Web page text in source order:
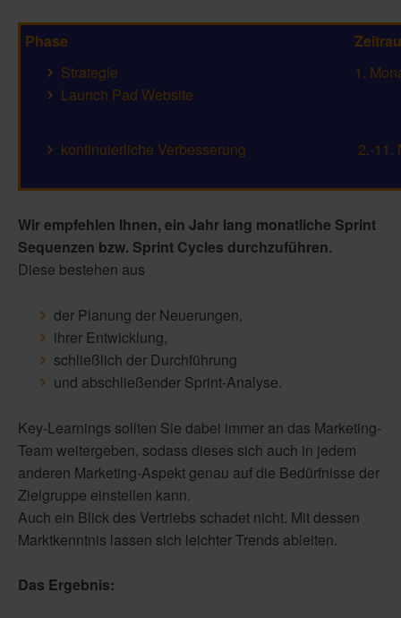
Phase
Strategie
Launch Pad Website
1.
kontinuierliche Verbesserung 2.-11.
Wir empfehlen Ihnen, ein Jahr lang monatliche Sprint
Sequenzen bzw. Sprint Cycles durchzuführen.
Diese bestehen aus
der Planung der Neuerungen,
ihrer Entwicklung,
schließlich der Durchführung
und abschließender Sprint-Analyse.
Key-Learnings sollten Sie dabei immer an das Marketing-
Team weitergeben, sodass dieses sich auch in jedem
anderen Marketing-Aspekt genau auf die Bedürfnisse der
Zielgruppe einstellen kann.
Auch ein Blick des Vertriebs schadet nicht. Mit dessen
Marktkenntnis lassen sich leichter Trends ableiten.
Das Ergebnis: